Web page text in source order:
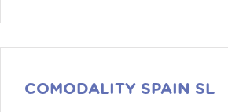
COMODALITY SPAIN SL